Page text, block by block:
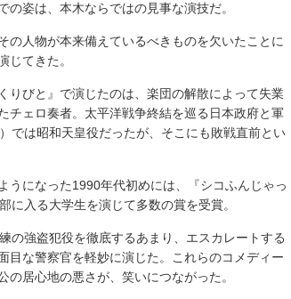
姿は、本木ならではの見事な演技だ。
人物が本来備えているべきものを欠いたことに
じてきた。
びと』で演じたのは、楽団の解散によって失業
チェロ奏者。太平洋戦争終結を巡る日本政府と軍
では昭和天皇役だったが、そこにも敗戦直前とい
になった1990年代初めには、『シコふんじゃっ
に入る大学生を演じて多数の賞を受賞。
強盗犯役を徹底するあまり、エスカレートする
目な警察官を軽妙に演じた。これらのコメディー
居心地の悪さが、笑いにつながった。